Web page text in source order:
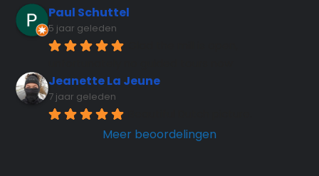
Paul Schuttel
5 jaar geleden
Jeanette La Jeune
7 jaar geleden
Meer beoordelingen